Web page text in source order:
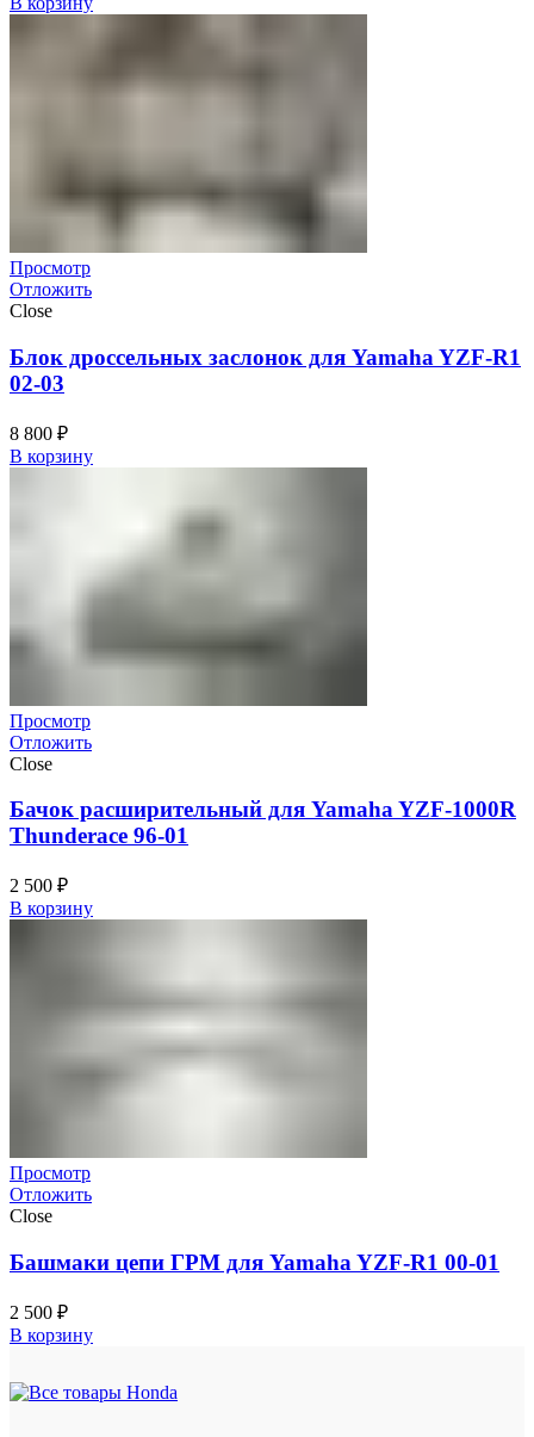
Просмотр
Отложить
Close
Блок дроссельных заслонок для Yamaha YZF-R1
02-03
8 800 ₽
В корзину
Просмотр
Отложить
Close
Бачок расширительный для Yamaha YZF-1000R
Thunderace 96-01
2 500 ₽
В корзину
Просмотр
Отложить
Close
Башмаки цепи ГРМ для Yamaha YZF-R1 00-01
2 500 ₽
В корзину